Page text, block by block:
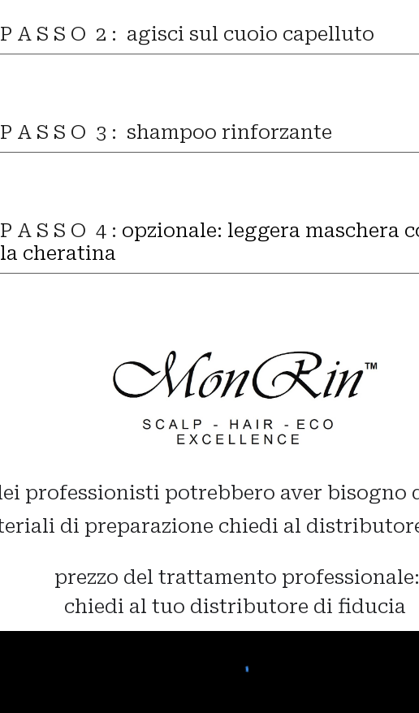
P A S S O 2 : agisci sul cuoio capelluto
P A S S O 3 : shampoo rinforzante
P A S S O 4 : opzionale: leggera maschera
la cheratina
professionisti potrebbero aver bisogno
di preparazione chiedi al
prezzo del trattamento professionale:
chiedi al tuo distributore di fiducia